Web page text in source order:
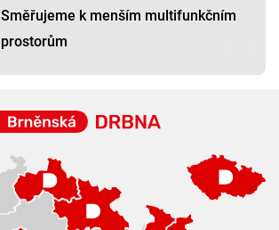
Směřujeme k menším multifunkčním
prostorům